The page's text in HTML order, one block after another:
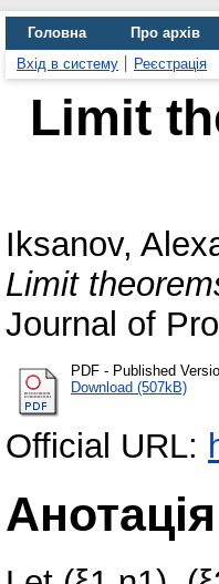
Головна Про архів
Вхід в систему
Реєстрація
Limit
Iksanov,
Limit
Journal of
PDF - Published
Download (507kB)
Official URL:
Анотація